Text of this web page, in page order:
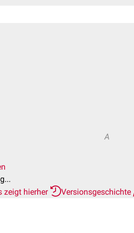
A
zeigt hierher
Versionsgeschichte